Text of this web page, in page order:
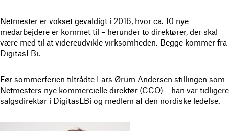
Netmester er vokset gevaldigt i 2016, hvor ca. 10 nye
medarbejdere er kommet til – herunder to direktører, der skal
være med til at videreudvikle virksomheden. Begge kommer fra
DigitasLBi.
Før sommerferien tiltrådte Lars Ørum Andersen stillingen som
Netmesters nye kommercielle direktør (CCO) – han var tidligere
salgsdirektør i DigitasLBi og medlem af den nordiske ledelse.